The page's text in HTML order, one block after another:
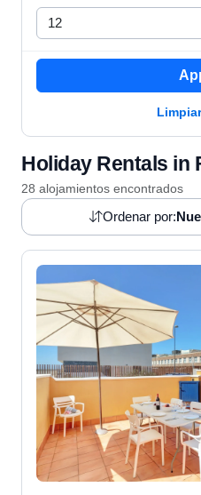
Holiday Rentals in
28 alojamientos encontrados
Ordenar por: